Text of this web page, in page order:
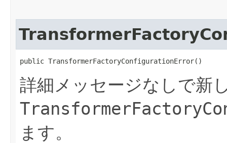
public TransformerFactoryConfigurationError()
詳細メッセージなしで新
ます。